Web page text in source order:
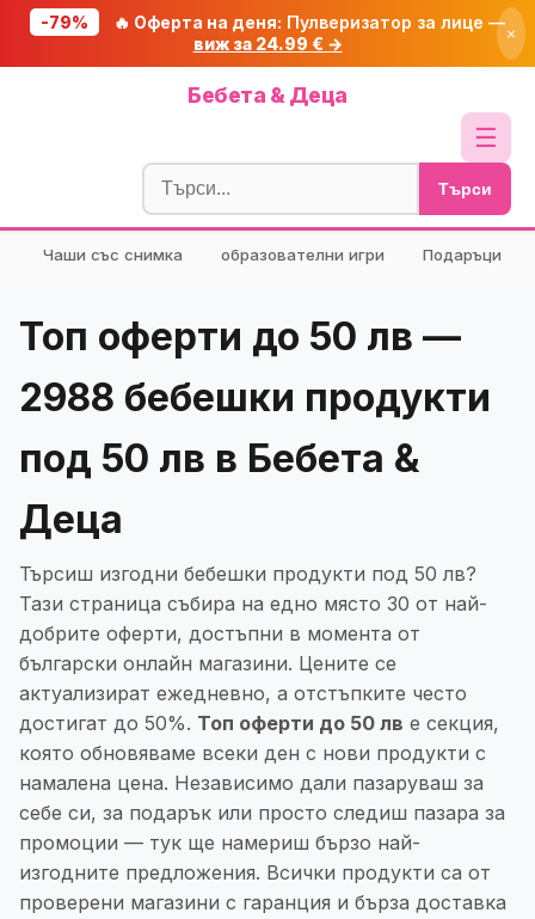
-79% 🔥 Оферта на деня: Пулверизатор за лице —
виж за 24.99 € →
×
Бебета & Деца
☰
Блог
🧮 Калкулатори
🔍 Намери продукт
🎟️ Купони
Търси
Чаши със снимка образователни игри Подаръци
Топ оферти до 50 лв —
2988 бебешки продукти
под 50 лв в Бебета &
Деца
Търсиш изгодни бебешки продукти под 50 лв?
Тази страница събира на едно място 30 от най-
добрите оферти, достъпни в момента от
български онлайн магазини. Цените се
актуализират ежедневно, а отстъпките често
достигат до 50%. Топ оферти до 50 лв е секция,
която обновяваме всеки ден с нови продукти с
намалена цена. Независимо дали пазаруваш за
себе си, за подарък или просто следиш пазара за
промоции — тук ще намериш бързо най-
изгодните предложения. Всички продукти са от
проверени магазини с гаранция и бърза доставка